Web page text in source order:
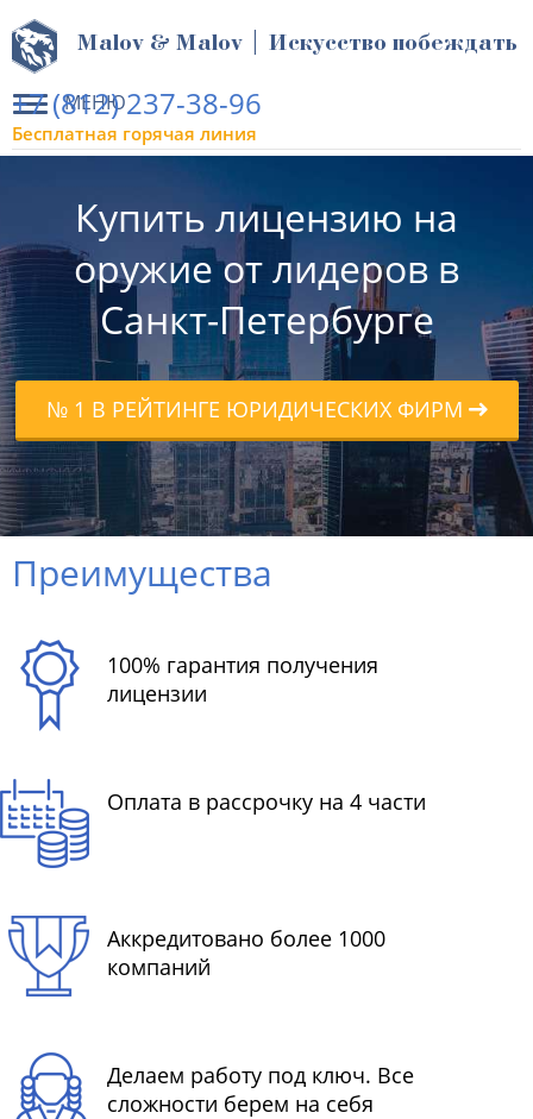
МЕНЮ
Malov & Malov | Искусство побеждать
+7 (812) 237-38-96
Бесплатная горячая линия
Купить лицензию на
оружие от лидеров в
Санкт-Петербурге
№ 1 В РЕЙТИНГЕ ЮРИДИЧЕСКИХ ФИРМ
Преимущества
100% гарантия получения
лицензии
Оплата в рассрочку на 4 части
Аккредитовано более 1000
компаний
Делаем работу под ключ. Все
сложности берем на себя